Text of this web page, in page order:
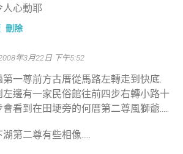
人心動耶
刪除
年3月22日 下午5:52
第一尊前方古厝從馬路左轉走到快底.
左邊有一家民俗館往前四步右轉小路十
會看到在田埂旁的何厝第二尊風獅爺.....
第二尊有些相像.....